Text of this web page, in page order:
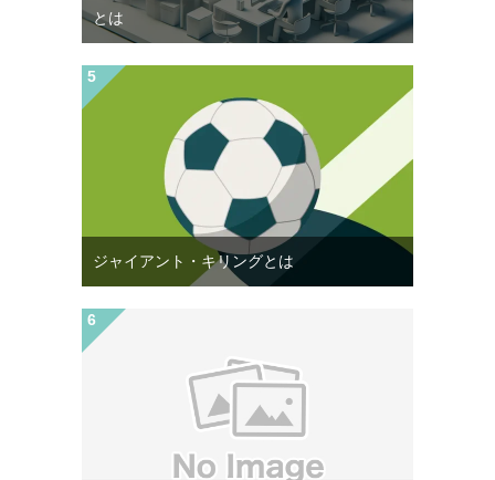
とは
ジャイアント・キリングとは